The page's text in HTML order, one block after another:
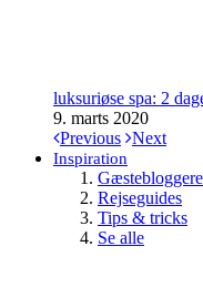
luksuriøse spa: 2
9. marts 2020
Previous Next
Inspiration
Gæstebloggere
Rejseguides
Tips & tricks
Se alle